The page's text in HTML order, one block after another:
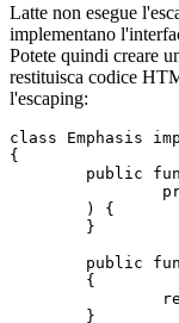
Latte non esegue
implementano
Potete quindi creare
restituisca codice
l'escaping:
class Emphasis
{